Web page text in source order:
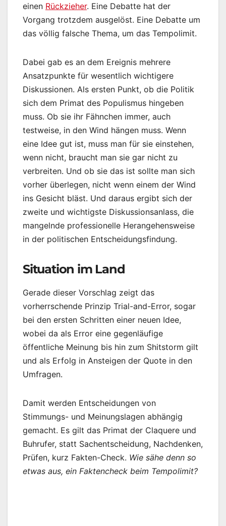
einen Rückzieher. Eine Debatte hat der
Vorgang trotzdem ausgelöst. Eine Debatte um
das völlig falsche Thema, um das Tempolimit.
Dabei gab es an dem Ereignis mehrere
Ansatzpunkte für wesentlich wichtigere
Diskussionen. Als ersten Punkt, ob die Politik
sich dem Primat des Populismus hingeben
muss. Ob sie ihr Fähnchen immer, auch
testweise, in den Wind hängen muss. Wenn
eine Idee gut ist, muss man für sie einstehen,
wenn nicht, braucht man sie gar nicht zu
verbreiten. Und ob sie das ist sollte man sich
vorher überlegen, nicht wenn einem der Wind
ins Gesicht bläst. Und daraus ergibt sich der
zweite und wichtigste Diskussionsanlass, die
mangelnde professionelle Herangehensweise
in der politischen Entscheidungsfindung.
Situation im Land
Gerade dieser Vorschlag zeigt das
vorherrschende Prinzip Trial-and-Error, sogar
bei den ersten Schritten einer neuen Idee,
wobei da als Error eine gegenläufige
öffentliche Meinung bis hin zum Shitstorm gilt
und als Erfolg in Ansteigen der Quote in den
Umfragen.
Damit werden Entscheidungen von
Stimmungs- und Meinungslagen abhängig
gemacht. Es gilt das Primat der Claquere und
Buhrufer, statt Sachentscheidung, Nachdenken,
Prüfen, kurz Fakten-Check. Wie sähe denn so
etwas aus, ein Faktencheck beim Tempolimit?